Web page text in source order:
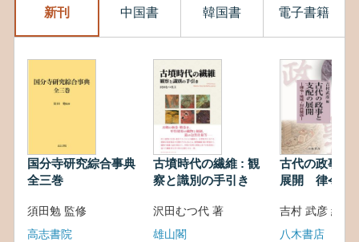
新刊 中国書 韓国書 電子書籍
国分寺研究綜合事典
全三巻
須田勉 監修
高志書院
古墳時代の繊維 : 観
察と識別の手引き
沢田むつ代 著
雄山閣
古代の政事と
展開 律令・
吉村 武彦 編集
八木書店